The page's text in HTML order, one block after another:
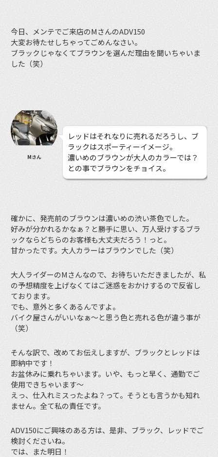
今日、メンテでご来店のMさんのADV150
大変お待たせしちゃってごめんなさい。
ブラックじゃなくてブラウンを選んだ理由を聞いちゃいま
した（笑）
Mさん
レッドはそれなりに売れるだろうし、ブ
ラックはスポーティーイメージ。
濃いめのブラウンが大人のカラーでは？
との事でブラウンをチョイス。
確かに、発売前のブラウンは濃いめの渋い茶色でした。
好みが分かれるかなぁ？と勝手に思い、万人受けするブラ
ックならどちらのお客様も大丈夫だろう！っと。
甘かったです。大人カラーはブラウンでした（笑）
大人ライダーのMさんなので、お待ちいただきましたが、私
の予想精度を上げなくてはご迷惑をおかけするので反省し
ております。
でも、意外と多くあるんですよ。
バイク屋さんがいいなぁ〜と思う色と売れる色が違う事が
（笑）
そんな訳で、改めてお伝えしますが、ブラックとレッドは
即納中です！
お盆休みに乗れちゃいます。いや、もっと早く、通勤でご
使用できちゃいます〜
えっ、仕入れミスったよね？って。そうとも言うかも知れ
ません。全て私の責任です。
ADV150にご興味のある方は、是非、ブラック、レッドでご
検討くださいね。
では、また明日！